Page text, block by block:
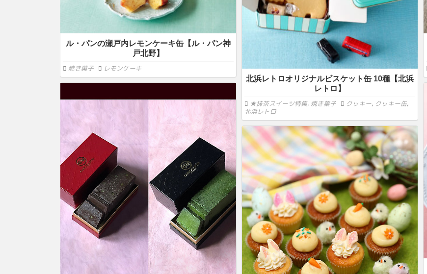
ル・パンの瀬戸内レモンケーキ缶【ル・パン神
戸北野】
焼き菓子 レモンケーキ
北浜レトロオリジナルビスケット缶 10種【北浜
レトロ】
★抹茶スイーツ特集, 焼き菓子 クッキー, クッキー缶,
北浜レトロ